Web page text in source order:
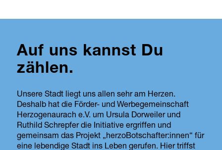
Auf uns kannst Du
zählen.
Unsere Stadt liegt uns allen sehr am Herzen.
Deshalb hat die Förder- und Werbegemeinschaft
Herzogenaurach e.V. um Ursula Dorweiler und
Ruthild Schrepfer die Initiative ergriffen und
gemeinsam das Projekt „herzoBotschafter:innen“ für
eine lebendige Stadt ins Leben gerufen. Hier triffst